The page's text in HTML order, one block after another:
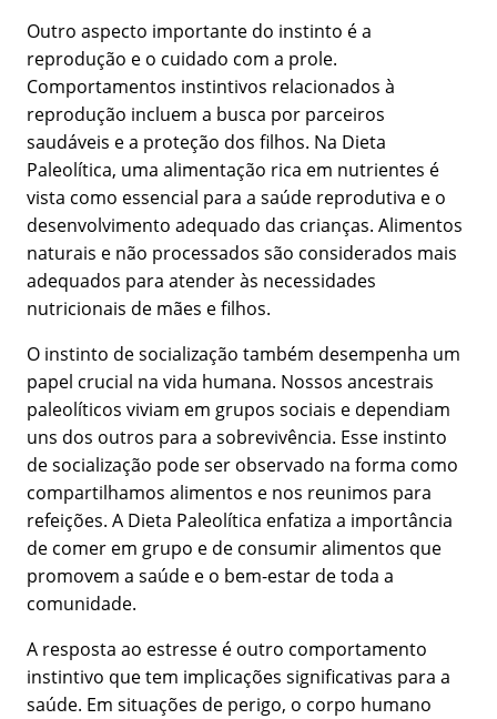
Outro aspecto importante do instinto é a
reprodução e o cuidado com a prole.
Comportamentos instintivos relacionados à
reprodução incluem a busca por parceiros
saudáveis e a proteção dos filhos. Na Dieta
Paleolítica, uma alimentação rica em nutrientes é
vista como essencial para a saúde reprodutiva e o
desenvolvimento adequado das crianças. Alimentos
naturais e não processados são considerados mais
adequados para atender às necessidades
nutricionais de mães e filhos.
O instinto de socialização também desempenha um
papel crucial na vida humana. Nossos ancestrais
paleolíticos viviam em grupos sociais e dependiam
uns dos outros para a sobrevivência. Esse instinto
de socialização pode ser observado na forma como
compartilhamos alimentos e nos reunimos para
refeições. A Dieta Paleolítica enfatiza a importância
de comer em grupo e de consumir alimentos que
promovem a saúde e o bem-estar de toda a
comunidade.
A resposta ao estresse é outro comportamento
instintivo que tem implicações significativas para a
saúde. Em situações de perigo, o corpo humano